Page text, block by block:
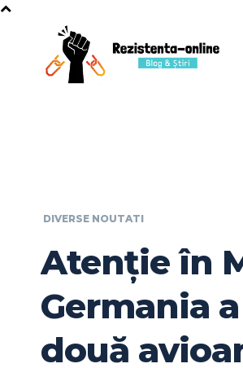
DIVERSE NOUTATI
Atenție în
Germania
două